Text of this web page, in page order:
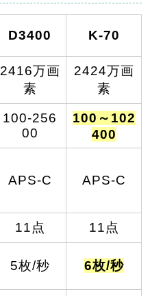
D3400 K-70
2416万画
素
2424万画
素
100-256
00
100～102
400
APS-C APS-C
11点 11点
5枚/秒 6枚/秒